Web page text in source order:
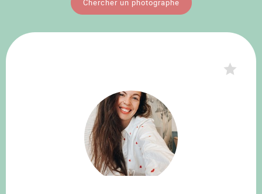
Chercher un photographe